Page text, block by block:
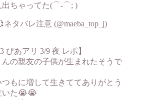
出ちゃってた(⌒-⌒; )
タバレ注意 (@maeba_top_j)
ぴあアリ 3/9 夜 レポ】
の親友の子供が生まれたそうで
もに増して生きててありがとう
いた😭😭